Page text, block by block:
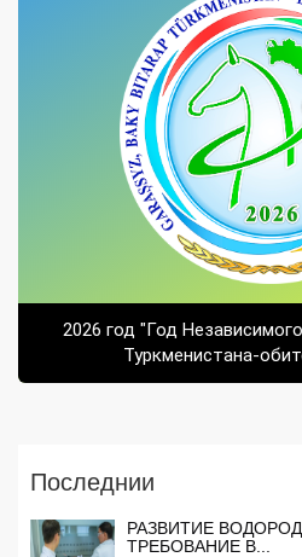
2026 год "Год
Туркменистана-
Последнии
РАЗВИТИЕ
ТРЕБОВАНИЕ В...